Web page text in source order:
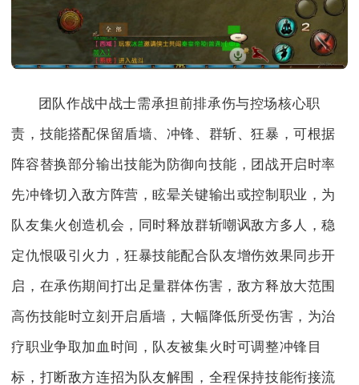
团队作战中战士需承担前排承伤与控场核心职
责，技能搭配保留盾墙、冲锋、群斩、狂暴，可根据
阵容替换部分输出技能为防御向技能，团战开启时率
先冲锋切入敌方阵营，眩晕关键输出或控制职业，为
队友集火创造机会，同时释放群斩嘲讽敌方多人，稳
定仇恨吸引火力，狂暴技能配合队友增伤效果同步开
启，在承伤期间打出足量群体伤害，敌方释放大范围
高伤技能时立刻开启盾墙，大幅降低所受伤害，为治
疗职业争取加血时间，队友被集火时可调整冲锋目
标，打断敌方连招为队友解围，全程保持技能衔接流